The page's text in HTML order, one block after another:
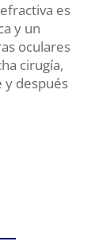
es
y un
oculares
cirugía,
y después